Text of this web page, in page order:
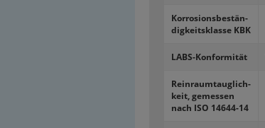
Kor­ro­si­ons­be­stän­
dig­keits­klas­se KBK
LABS-​Konformität
Rein­raum­taug­lich­
keit, ge­mes­sen
nach ISO 14644-​14